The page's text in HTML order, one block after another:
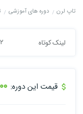
تاپ لرن دوره های آموزشی
لینک کوتاه
قیمت این دوره: